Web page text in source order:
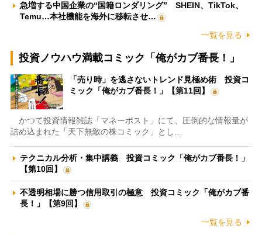
急増する中国企業の“国籍ロンダリング” SHEIN、TikTok、
Temu…本社機能を海外に移転させ…
一覧を見る
投資ノウハウ満載コミック「俺がカブ番長！」
「売り時」を逃さないトレンド見極め術 投資コ
ミック「俺がカブ番長！」【第11回】
かつて投資情報雑誌「マネーポスト」にて、圧倒的な情報量が
詰め込まれた「天下無敵の株コミック」とし…
テクニカル分析・集中講義 投資コミック「俺がカブ番長！」
【第10回】
不透明相場に勝つ信用取引の極意 投資コミック「俺がカブ番
長！」【第9回】
一覧を見る